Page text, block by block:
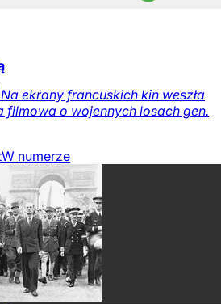
Na ekrany francuskich kin weszła
o wojennych losach gen.
W numerze